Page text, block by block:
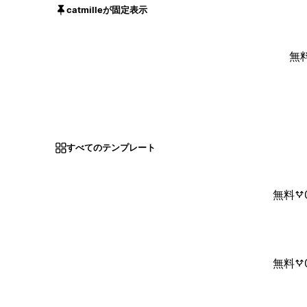
catmilleが固定表示
無
すべてのテンプレート
無料
無料